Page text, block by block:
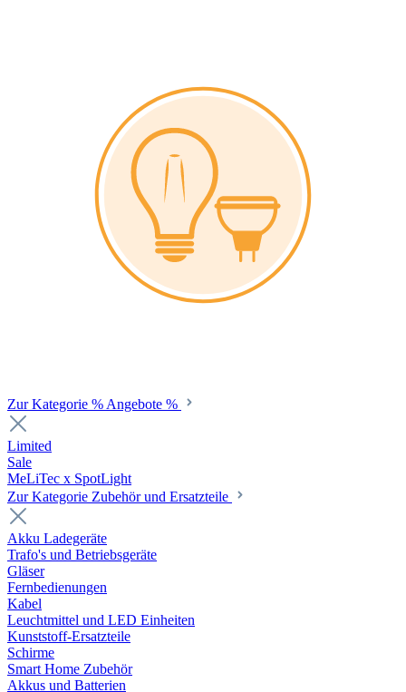
Zur Kategorie % Angebote %
Limited
Sale
MeLiTec x SpotLight
Zur Kategorie Zubehör und Ersatzteile
Akku Ladegeräte
Trafo's und Betriebsgeräte
Gläser
Fernbedienungen
Kabel
Leuchtmittel und LED Einheiten
Kunststoff-Ersatzteile
Schirme
Smart Home Zubehör
Akkus und Batterien